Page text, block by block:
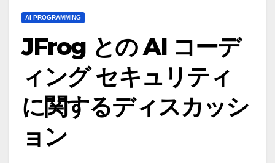
AI PROGRAMMING
JFrog との AI コーデ
ィング セキュリティ
に関するディスカッシ
ョン